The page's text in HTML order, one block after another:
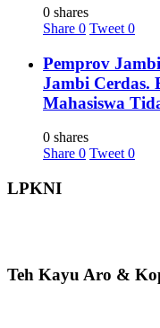
0 shares
Share 0 Tweet 0
Pemprov
Jambi Cerdas.
Mahasiswa
0 shares
Share 0 Tweet 0
LPKNI
Teh Kayu Aro &